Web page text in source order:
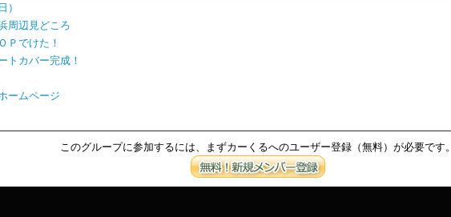
）
周辺見どころ
Ｐでけた！
トカバー完成！
ームページ
このグループに参加するには、まずカーくるへのユーザー登録（無料）が必要です。